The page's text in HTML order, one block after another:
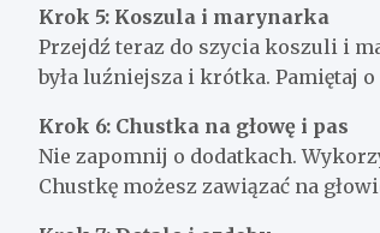
Krok 5: Koszula i marynarka
Przejdź teraz do szycia koszuli i
była luźniejsza i krótka. Pamiętaj
Krok 6: Chustka na głowę i pas
Nie zapomnij o dodatkach.
Chustkę możesz zawiązać na